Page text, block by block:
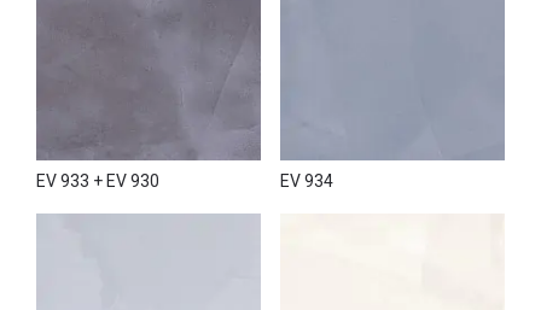
EV 933 + EV 930 EV 934